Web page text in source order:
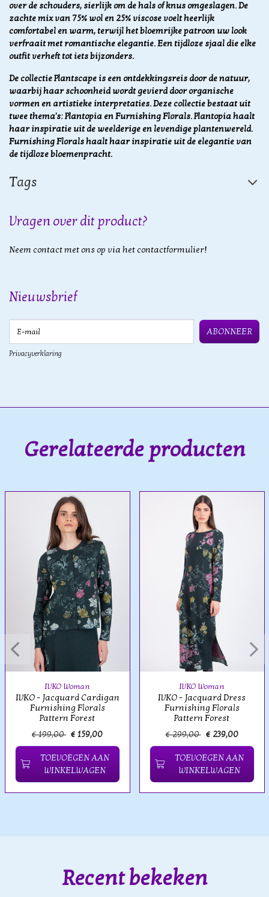
over de schouders, sierlijk om de hals of knus omgeslagen. De
zachte mix van 75% wol en 25% viscose voelt heerlijk
comfortabel en warm, terwijl het bloemrijke patroon uw look
verfraait met romantische elegantie. Een tijdloze sjaal die elke
outfit verheft tot iets bijzonders.
De collectie Plantscape is een ontdekkingsreis door de natuur,
waarbij haar schoonheid wordt gevierd door organische
vormen en artistieke interpretaties. Deze collectie bestaat uit
twee thema's: Plantopia en Furnishing Florals. Plantopia haalt
haar inspiratie uit de weelderige en levendige plantenwereld.
Furnishing Florals haalt haar inspiratie uit de elegantie van
de tijdloze bloemenpracht.
Tags
Vragen over dit product?
Neem contact met ons op via het contactformulier!
Nieuwsbrief
ABONNEER
Privacyverklaring
Gerelateerde producten
IVKO Woman
IVKO - Jacquard Cardigan
Furnishing Florals
Pattern Forest
€ 199,00 € 159,00
TOEVOEGEN AAN
WINKELWAGEN
IVKO Woman
IVKO - Jacquard Dress
Furnishing Florals
Pattern Forest
€ 299,00 € 239,00
TOEVOEGEN AAN
WINKELWAGEN
Recent bekeken